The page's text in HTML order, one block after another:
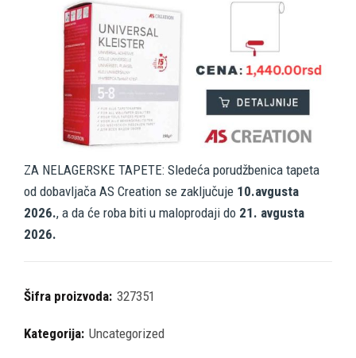
ZA NELAGERSKE TAPETE: Sledeća porudžbenica tapeta
od dobavljača AS Creation se zaključuje 10.avgusta
2026., a da će roba biti u maloprodaji do 21. avgusta
2026.
Šifra proizvoda: 327351
Kategorija: Uncategorized